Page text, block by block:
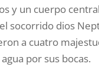
y un cuerpo
socorrido dios
a cuatro
por sus bocas.